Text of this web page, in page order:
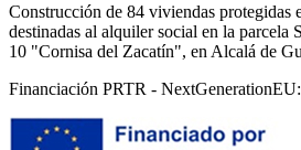
Construcción de 84 viviendas protegidas
destinadas al alquiler social en la parcela
10 "Cornisa del Zacatín", en Alcalá de
Financiación PRTR -